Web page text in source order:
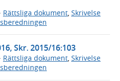
· Rättsliga dokument Skrivelse
Skr. 2015/16:103
· Rättsliga dokument, Skrivelse